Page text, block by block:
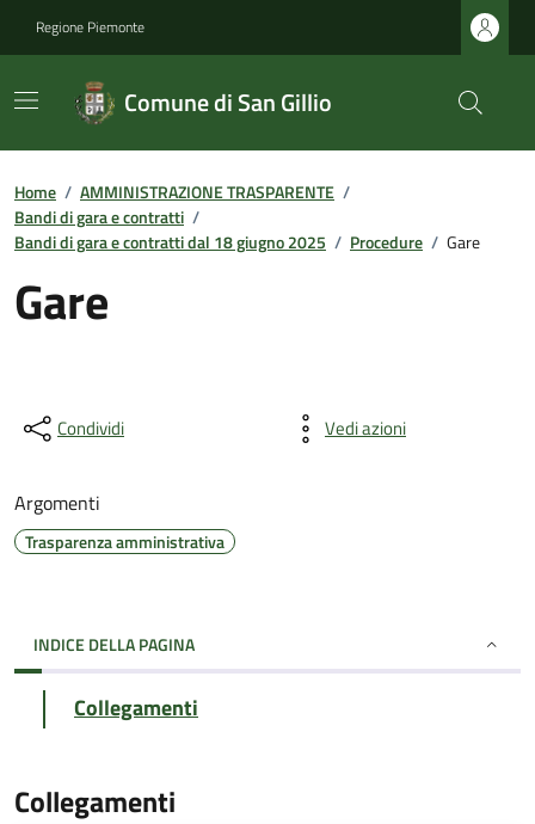
Regione Piemonte
Comune di San Gillio
Home / AMMINISTRAZIONE TRASPARENTE /
Bandi di gara e contratti /
Bandi di gara e contratti dal 18 giugno 2025 / Procedure / Gare
Gare
Condividi Vedi azioni
Argomenti
Trasparenza amministrativa
INDICE DELLA PAGINA
Collegamenti
Collegamenti